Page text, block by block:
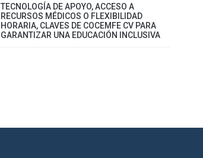
TECNOLOGÍA DE APOYO, ACCESO A
RECURSOS MÉDICOS O FLEXIBILIDAD
HORARIA, CLAVES DE COCEMFE CV PARA
GARANTIZAR UNA EDUCACIÓN INCLUSIVA